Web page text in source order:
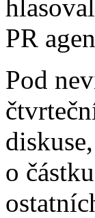
Pod
o